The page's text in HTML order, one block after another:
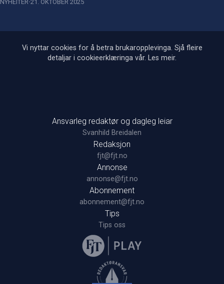
NYHEITER 21. OKTOBER 2025
Vi nyttar cookies for å betra brukaropplevinga. Sjå fleire
detaljar i cookieerklæringa vår. Les meir.
Ansvarleg redaktør og dagleg leiar
Svanhild Breidalen
Redaksjon
fjt@fjt.no
Annonse
annonse@fjt.no
Abonnement
abonnement@fjt.no
Tips
Tips oss